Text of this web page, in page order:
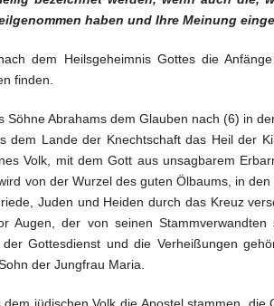
haben und Ihre Meinung
dem Heilsgeheimnis Gottes die
finden.
Söhne Abrahams dem Glauben nach (6) in
dem Lande der Knechtschaft das Heil der
Volk, mit dem Gott aus unsagbarem
von der Wurzel des guten Ölbaums, in
Juden und Heiden durch das Kreuz
Augen, der von seinen
Gottesdienst und die Verheißungen
der Jungfrau Maria.